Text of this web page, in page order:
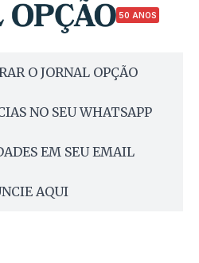
50 ANOS
O JORNAL OPÇÃO
NO SEU WHATSAPP
EM SEU EMAIL
AQUI